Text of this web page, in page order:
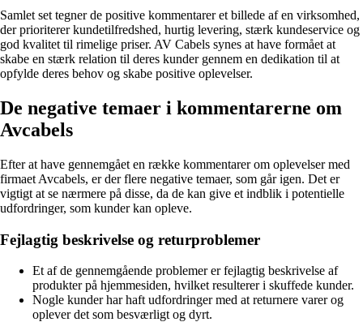
Samlet set tegner de positive kommentarer et billede af en virksomhed,
der prioriterer kundetilfredshed, hurtig levering, stærk kundeservice og
god kvalitet til rimelige priser. AV Cabels synes at have formået at
skabe en stærk relation til deres kunder gennem en dedikation til at
opfylde deres behov og skabe positive oplevelser.
De negative temaer i kommentarerne om
Avcabels
Efter at have gennemgået en række kommentarer om oplevelser med
firmaet Avcabels, er der flere negative temaer, som går igen. Det er
vigtigt at se nærmere på disse, da de kan give et indblik i potentielle
udfordringer, som kunder kan opleve.
Fejlagtig beskrivelse og returproblemer
Et af de gennemgående problemer er fejlagtig beskrivelse af
produkter på hjemmesiden, hvilket resulterer i skuffede kunder.
Nogle kunder har haft udfordringer med at returnere varer og
oplever det som besværligt og dyrt.